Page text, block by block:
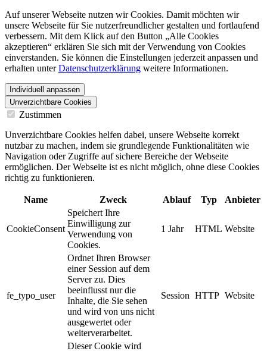
Auf unserer Webseite nutzen wir Cookies. Damit möchten wir
unsere Webseite für Sie nutzerfreundlicher gestalten und fortlaufend
verbessern. Mit dem Klick auf den Button „Alle Cookies
akzeptieren“ erklären Sie sich mit der Verwendung von Cookies
einverstanden. Sie können die Einstellungen jederzeit anpassen und
erhalten unterDatenschutzerklärung weitere Informationen.
Individuell anpassen
Unverzichtbare Cookies
Zustimmen
Unverzichtbare Cookies helfen dabei, unsere Webseite korrekt
nutzbar zu machen, indem sie grundlegende Funktionalitäten wie
Navigation oder Zugriffe auf sichere Bereiche der Webseite
ermöglichen. Der Webseite ist es nicht möglich, ohne diese Cookies
richtig zu funktionieren.
Name Zweck Ablauf Typ Anbieter
CookieConsent
Speichert Ihre
Einwilligung zur
Verwendung von
Cookies.
1 Jahr HTML Website
fe_typo_user
Ordnet Ihren Browser
einer Session auf dem
Server zu. Dies
beeinflusst nur die
Inhalte, die Sie sehen
und wird von uns nicht
ausgewertet oder
weiterverarbeitet.
Session HTTP Website
Dieser Cookie wird